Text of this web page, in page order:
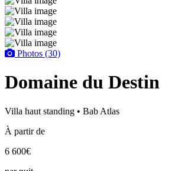
Photos (30)
Domaine du Destin
Villa haut standing • Bab Atlas
À partir de
6 600€